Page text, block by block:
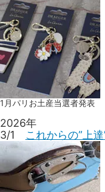
1月パリお土産当選者発表
2026年
3/1 これからの”上